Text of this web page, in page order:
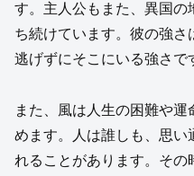
す。主人公もまた、異国の
ち続けています。彼の強さ
逃げずにそこにいる強さで
また、風は人生の困難や
めます。人は誰しも、思い
れることがあります。その